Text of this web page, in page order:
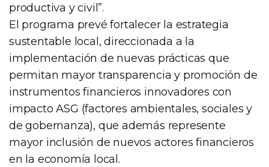
productiva y civil”.
El programa prevé fortalecer la estrategia
sustentable local, direccionada a la
implementación de nuevas prácticas que
permitan mayor transparencia y promoción de
instrumentos financieros innovadores con
impacto ASG (factores ambientales, sociales y
de gobernanza), que además represente
mayor inclusión de nuevos actores financieros
en la economía local.